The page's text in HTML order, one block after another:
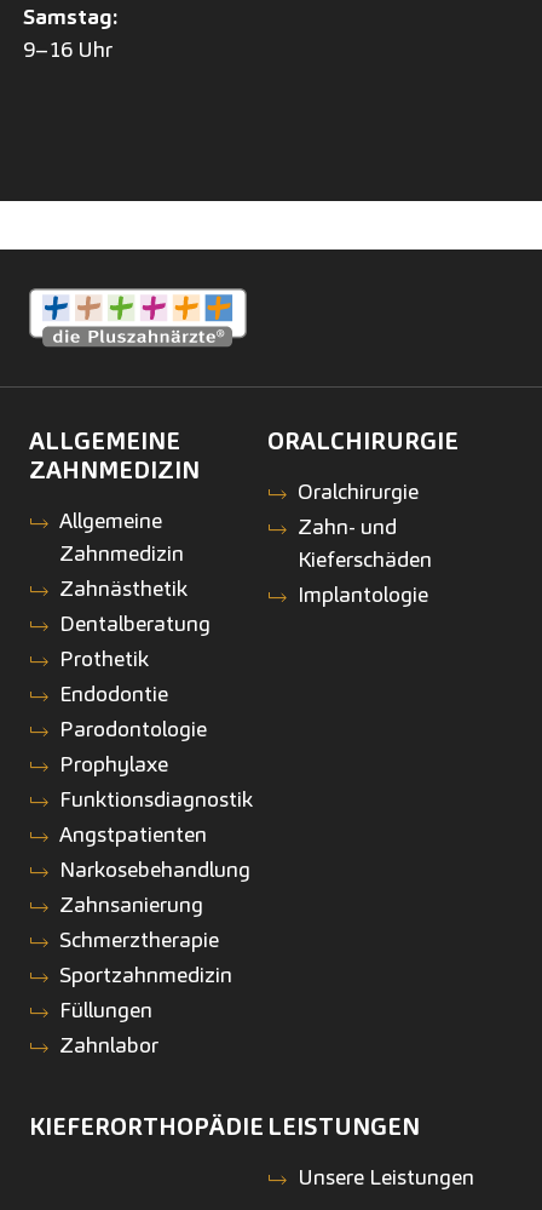
Samstag:
9–16 Uhr
ALLGEMEINE
ZAHNMEDIZIN
Allgemeine
Zahnmedizin
Zahnästhetik
Dentalberatung
Prothetik
Endodontie
Parodontologie
Prophylaxe
Funktionsdiagnostik
Angstpatienten
Narkosebehandlung
Zahnsanierung
Schmerztherapie
Sportzahnmedizin
Füllungen
Zahnlabor
ORALCHIRURGIE
Oralchirurgie
Zahn- und
Kieferschäden
Implantologie
KIEFERORTHOPÄDIE LEISTUNGEN
Unsere Leistungen